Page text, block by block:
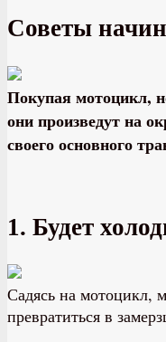
Советы
Покупая мотоцикл,
они произведут на
своего основного
1. Будет
Садясь на мотоцикл,
превратиться в